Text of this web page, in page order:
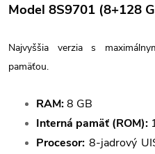
Model 8S9701 (8+128
Najvyššia verzia s
pamäťou.
RAM:8 GB
Interná pamäť (ROM):
Procesor: 8-jadrový